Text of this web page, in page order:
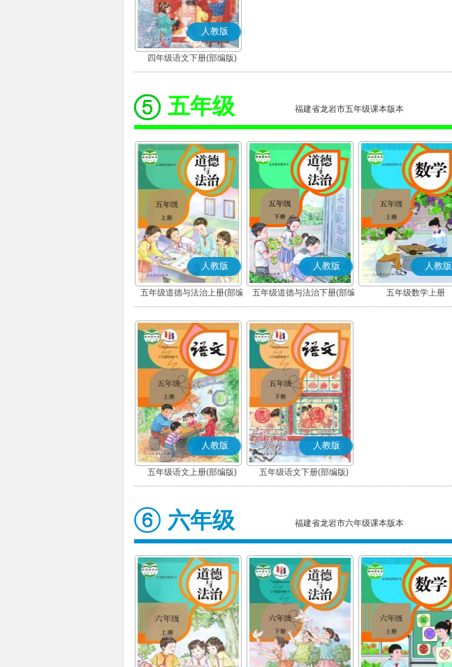
人教版
四年级语文下册(部编版)
五年级 福建省龙岩市五年级课本版本
人教版
五年级道德与法治上册(部编
版)
人教版
五年级道德与法治下册(部编
版)
人教版
五年级数学上册
人教版
五年级语文上册(部编版)
人教版
五年级语文下册(部编版)
六年级 福建省龙岩市六年级课本版本